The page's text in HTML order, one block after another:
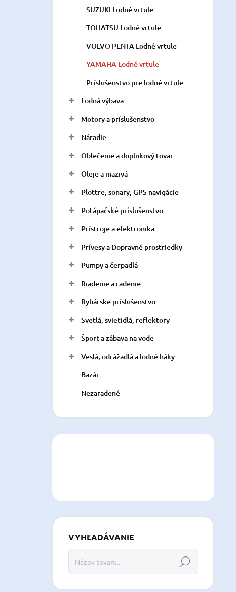
SUZUKI Lodné vrtule
TOHATSU Lodné vrtule
VOLVO PENTA Lodné vrtule
YAMAHA Lodné vrtule
Príslušenstvo pre lodné vrtule
Lodná výbava
Motory a príslušenstvo
Náradie
Oblečenie a doplnkový tovar
Oleje a mazivá
Plottre, sonary, GPS navigácie
Potápačské príslušenstvo
Prístroje a elektronika
Prívesy a Dopravné prostriedky
Pumpy a čerpadlá
Riadenie a radenie
Rybárske príslušenstvo
Svetlá, svietidlá, reflektory
Šport a zábava na vode
Veslá, odrážadlá a lodné háky
Bazár
Nezaradené
VYHĽADÁVANIE
Hľadať